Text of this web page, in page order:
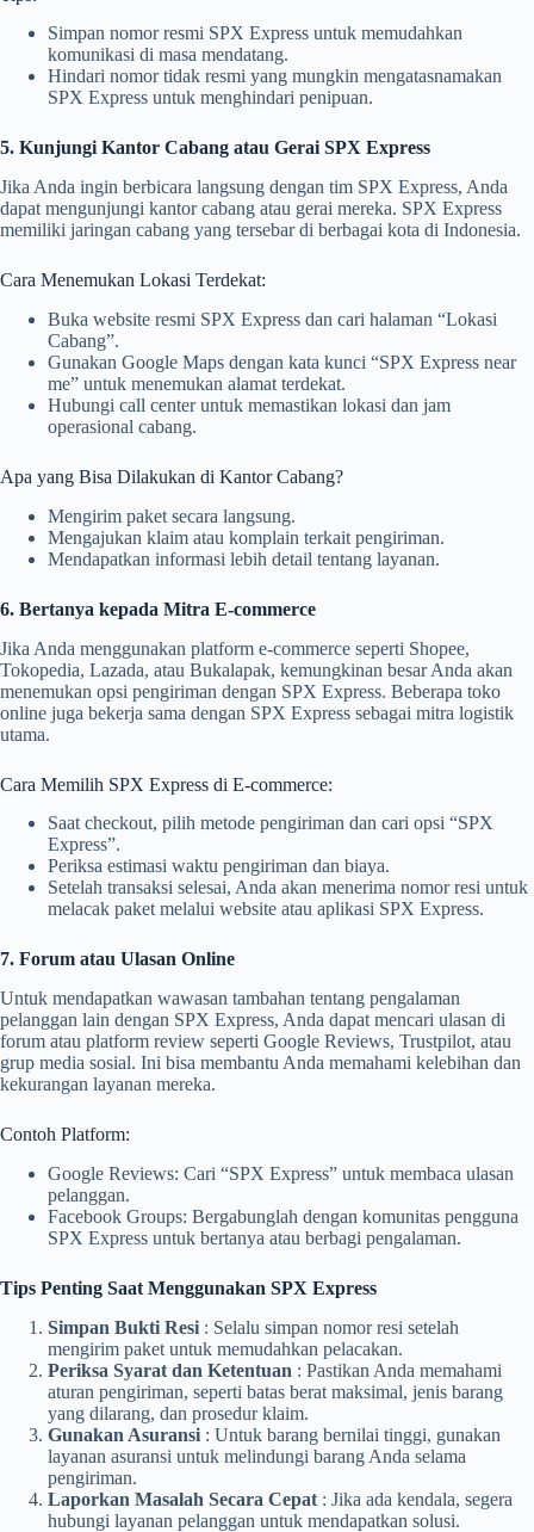
Simpan nomor resmi SPX Express untuk memudahkan
komunikasi di masa mendatang.
Hindari nomor tidak resmi yang mungkin mengatasnamakan
SPX Express untuk menghindari penipuan.
5. Kunjungi Kantor Cabang atau Gerai SPX Express
Jika Anda ingin berbicara langsung dengan tim SPX Express, Anda
dapat mengunjungi kantor cabang atau gerai mereka. SPX Express
memiliki jaringan cabang yang tersebar di berbagai kota di Indonesia.
Cara Menemukan Lokasi Terdekat:
Buka website resmi SPX Express dan cari halaman “Lokasi
Cabang”.
Gunakan Google Maps dengan kata kunci “SPX Express near
me” untuk menemukan alamat terdekat.
Hubungi call center untuk memastikan lokasi dan jam
operasional cabang.
Apa yang Bisa Dilakukan di Kantor Cabang?
Mengirim paket secara langsung.
Mengajukan klaim atau komplain terkait pengiriman.
Mendapatkan informasi lebih detail tentang layanan.
6. Bertanya kepada Mitra E-commerce
Jika Anda menggunakan platform e-commerce seperti Shopee,
Tokopedia, Lazada, atau Bukalapak, kemungkinan besar Anda akan
menemukan opsi pengiriman dengan SPX Express. Beberapa toko
online juga bekerja sama dengan SPX Express sebagai mitra logistik
utama.
Cara Memilih SPX Express di E-commerce:
Saat checkout, pilih metode pengiriman dan cari opsi “SPX
Express”.
Periksa estimasi waktu pengiriman dan biaya.
Setelah transaksi selesai, Anda akan menerima nomor resi untuk
melacak paket melalui website atau aplikasi SPX Express.
7. Forum atau Ulasan Online
Untuk mendapatkan wawasan tambahan tentang pengalaman
pelanggan lain dengan SPX Express, Anda dapat mencari ulasan di
forum atau platform review seperti Google Reviews, Trustpilot, atau
grup media sosial. Ini bisa membantu Anda memahami kelebihan dan
kekurangan layanan mereka.
Contoh Platform:
Google Reviews: Cari “SPX Express” untuk membaca ulasan
pelanggan.
Facebook Groups: Bergabunglah dengan komunitas pengguna
SPX Express untuk bertanya atau berbagi pengalaman.
Tips Penting Saat Menggunakan SPX Express
Simpan Bukti Resi : Selalu simpan nomor resi setelah
mengirim paket untuk memudahkan pelacakan.
Periksa Syarat dan Ketentuan : Pastikan Anda memahami
aturan pengiriman, seperti batas berat maksimal, jenis barang
yang dilarang, dan prosedur klaim.
Gunakan Asuransi : Untuk barang bernilai tinggi, gunakan
layanan asuransi untuk melindungi barang Anda selama
pengiriman.
Laporkan Masalah Secara Cepat : Jika ada kendala, segera
hubungi layanan pelanggan untuk mendapatkan solusi.